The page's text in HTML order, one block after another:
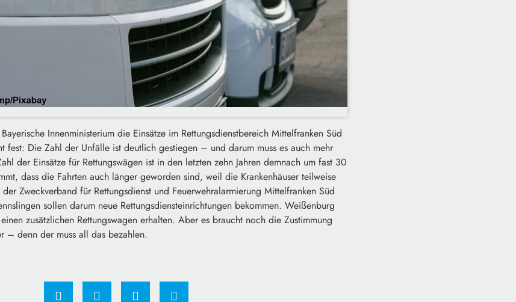
Innenministerium die Einsätze im Rettungsdienstbereich Mittelfranken Süd
fest: Die Zahl der Unfälle ist deutlich gestiegen – und darum muss es auch mehr
der Einsätze für Rettungswägen ist in den letzten zehn Jahren demnach um fast 30
dass die Fahrten auch länger geworden sind, weil die Krankenhäuser teilweise
Zweckverband für Rettungsdienst und Feuerwehralarmierung Mittelfranken Süd
sollen darum neue Rettungsdiensteinrichtungen bekommen. Weißenburg
zusätzlichen Rettungswagen erhalten. Aber es braucht noch die Zustimmung
– denn der muss all das bezahlen.